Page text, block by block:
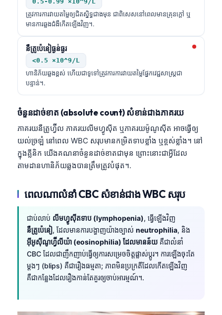
ត្រូវការការវាយតម្លៃឲ្យជិតស្និទ្ធជាងមុន ជាពិសេសនៅពេលមានគ្រុនក្តៅ ឬ
មានការឆ្លងជំងឺកើតឡើងវិញ។.
នឺត្រូប៉េនៀធ្ងន់ធ្ងរ
<0.5 ×10^9/L
ហានិភ័យឆ្លងខ្ពស់ ហើយជាទូទៅត្រូវការការវាយតម្លៃផ្នែកវេជ្ជសាស្ត្រជា
បន្ទាន់។.
ចំនួនដាច់ខាត (absolute count) សំខាន់ជាងភាគរយ
ភាគរយនឺត្រូហ្វ៊ីល ភាគរយលីមហ្វូស៊ីត ឬភាគរយម៉ូណូស៊ីត អាចធ្វើឲ្យ
យល់ច្រឡំ នៅពេល WBC សរុបមានកម្រិតទាបខ្លាំង ឬខ្ពស់ខ្លាំង។ នៅ
ក្នុងគ្លីនិក យើងគណនាចំនួនដាច់ខាតជាមុន ព្រោះនោះជាអ្វីដែល
តាមដានហានិភ័យឆ្លងបានត្រឹមត្រូវបំផុត។.
ពេលណាលំនាំ CBC សំខាន់ជាង WBC សរុប
ជាប់លាប់ លីមហ្វូស៊ីតទាប (lymphopenia), ធ្វើឡើងវិញ
នឺត្រូប៉េនៀ, ដែលមានការបង្ហាញយ៉ាងច្បាស់ neutrophilia, និង
អ៊ីអូស៊ីណូហ្វ៊ីលីយ៉ា (eosinophilia) ដែលមានន័យ គឺជាលំនាំ
CBC ដែលជាញឹកញាប់ធ្វើឲ្យការសម្រេចចិត្តផ្លាស់ប្តូរ។ ការឡើងចុះតែ
ម្តងៗ (blips) គឺជារឿងធម្មតា; ភាពមិនប្រក្រតីដែលកើតឡើងវិញ
គឺជាកន្លែងដែលរឿងកាន់តែគួរឲ្យចាប់អារម្មណ៍។.